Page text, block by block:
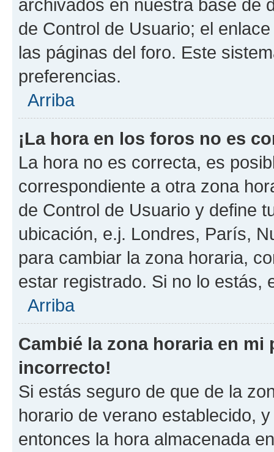
archivados en nuestra base de
de Control de Usuario; el
las páginas del foro. Este
preferencias.
Arriba
¡La hora en los foros no es
La hora no es correcta, es
correspondiente a otra zona
de Control de Usuario y define
ubicación, e.j. Londres, París,
para cambiar la zona horaria,
estar registrado. Si no lo estás,
Arriba
Cambié la zona horaria en
incorrecto!
Si estás seguro de que de la
horario de verano establecido,
entonces la hora almacenada